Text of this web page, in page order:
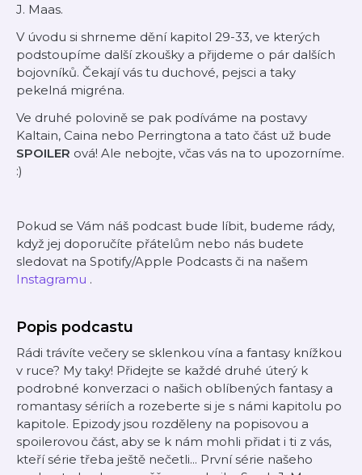
J. Maas.
V úvodu si shrneme dění kapitol 29-33, ve kterých
podstoupíme další zkoušky a přijdeme o pár dalších
bojovníků. Čekají vás tu duchové, pejsci a taky
pekelná migréna.
Ve druhé polovině se pak podíváme na postavy
Kaltain, Caina nebo Perringtona a tato část už bude
SPOILER ová! Ale nebojte, včas vás na to upozorníme.
:)
Pokud se Vám náš podcast bude líbit, budeme rády,
když jej doporučíte přátelům nebo nás budete
sledovat na Spotify/Apple Podcasts či na našem
⁠Instagramu⁠ .
Popis podcastu
Rádi trávíte večery se sklenkou vína a fantasy knížkou
v ruce? My taky! Přidejte se každé druhé úterý k
podrobné konverzaci o našich oblíbených fantasy a
romantasy sériích a rozeberte si je s námi kapitolu po
kapitole. Epizody jsou rozděleny na popisovou a
spoilerovou část, aby se k nám mohli přidat i ti z vás,
kteří série třeba ještě nečetli... První série našeho